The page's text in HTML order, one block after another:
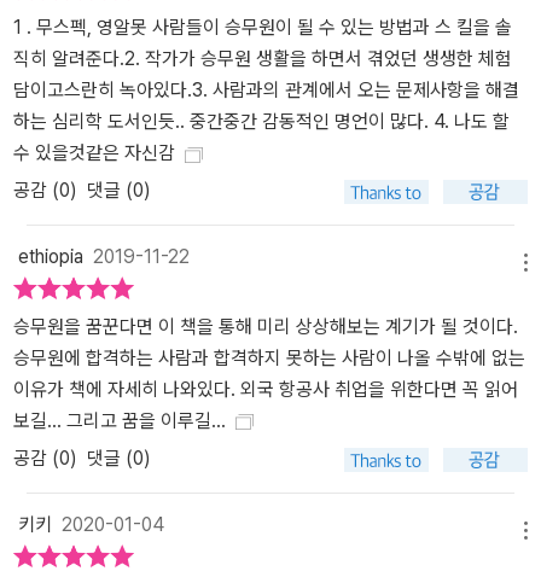
한 마음만 가지고서는 저 멀리 있던 꿈이 내 곁으로 성큼 다가오지 않
는다. 그 마음에는 단짝 친구처럼 꼭 붙어 다니는 ‘의지’라는 녀석이
있어야 한다. 꿈을 이루고 싶은 마음이 너무도 절실하였기에, 실천으
로 옮기고자 한 그녀의 의지 역시 강했다고 말할 수 있다. 이 책은 그
녀가 면접에 합격하기까지 겪었던 수많은 시행착오와 끈기를 가지고
도전했던 과정에 대해 자세히 다루고 있다. 또한, 잘 알려지지 않은 승
무원 직업에 관한 이야기와 비행기라는 한정된 공간 안에서 겪은 흥
미로운 에피소드도 담았다. 책의 중반부에는 ‘영알못’이 외국 항공사
승무원과 영어회화 강사가 될 수 있었던 영어 공부법과 승무원 면접
에 통과할 수 있었던 노하우들을 아주 상세하게 소개했다. 해외 항공
사 승무원을 꿈꾸는 지원자뿐만 아니라 해외 취업을 희망하는 사람들
에게도 매우 유익한 책이 될 것으로 생각한다. 승무원 지망생들에게
꼭 해주고 싶은 그녀의 메시지가 있다. 바로 항공사에 최종 합격하는
것만이 전부가 아니라는 것이다. 승무원이라는 꿈이 출발점이 되어야
지 종착점이 되어서는 안 된다. 합격하는 순간부터 제3의 삶을 그려
1 . 무스펙, 영알못 사람들이 승무원이 될 수 있는 방법과 스 킬을 솔
직히 알려준다.2. 작가가 승무원 생활을 하면서 겪었던 생생한 체험
담이고스란히 녹아있다.3. 사람과의 관계에서 오는 문제사항을 해결
하는 심리학 도서인듯.. 중간중간 감동적인 명언이 많다. 4. 나도 할
수 있을것같은 자신감
공감 (0) 댓글 (0)
ethiopia 2019-11-22
승무원을 꿈꾼다면 이 책을 통해 미리 상상해보는 계기가 될 것이다.
승무원에 합격하는 사람과 합격하지 못하는 사람이 나올 수밖에 없는
이유가 책에 자세히 나와있다. 외국 항공사 취업을 위한다면 꼭 읽어
보길... 그리고 꿈을 이루길...
공감 (0) 댓글 (0)
키키 2020-01-04